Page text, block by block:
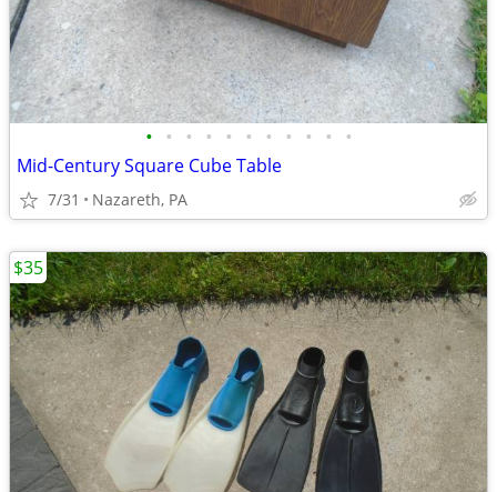
• • • • • • • • • • •
Mid-Century Square Cube Table
7/31 Nazareth, PA
$35